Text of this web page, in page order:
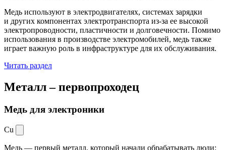
Медь используют в электродвигателях, системах зарядки
и других компонентах электротранспорта из-за ее высокой
электропроводности, пластичности и долговечности. Помимо
использования в производстве электромобилей, медь также
играет важную роль в инфраструктуре для их обслуживания.
Читать раздел
Металл –первопроходец
Медь для электроники
Cu
Медь — первый металл, который начали обрабатывать люди: